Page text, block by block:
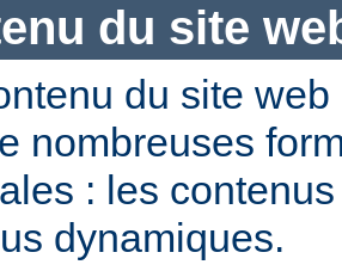
du site
du site
nombreuses
: les
dynamiques.